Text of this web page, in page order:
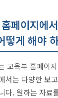
페이지에
떻게 해야
교육부 홈페이
서는 다양한 보
다. 원하는 자료